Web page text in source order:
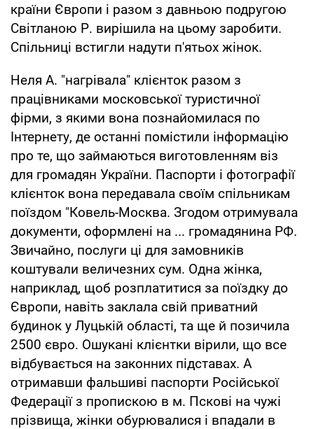
країни Європи і разом з давньою подругою
Світланою Р. вирішила на цьому заробити.
Спільниці встигли надути п'ятьох жінок.
Неля А. "нагрівала" клієнток разом з
працівниками московської туристичної
фірми, з якими вона познайомилася по
Інтернету, де останні помістили інформацію
про те, що займаються виготовленням віз
для громадян України. Паспорти і фотографії
клієнток вона передавала своїм спільникам
поїздом "Ковель-Москва. Згодом отримувала
документи, оформлені на ... громадянина РФ.
Звичайно, послуги ці для замовників
коштували величезних сум. Одна жінка,
наприклад, щоб розплатитися за поїздку до
Європи, навіть заклала свій приватний
будинок у Луцькій області, та ще й позичила
2500 євро. Ошукані клієнтки вірили, що все
відбувається на законних підставах. А
отримавши фальшиві паспорти Російської
Федерації з пропискою в м. Пскові на чужі
прізвища, жінки обурювалися і впадали в